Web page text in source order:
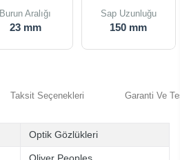
Burun Aralığı
23 mm
Sap Uzunluğu
150 mm
Taksit Seçenekleri Garanti Ve
Optik Gözlükleri